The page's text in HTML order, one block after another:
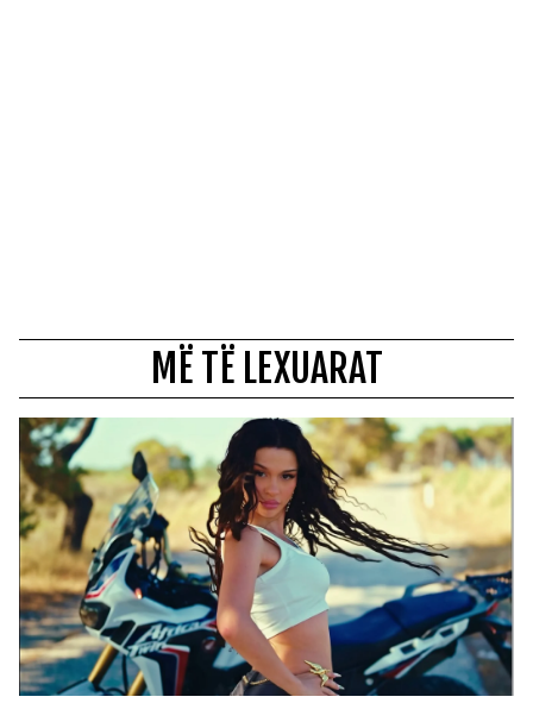
MË TË LEXUARAT